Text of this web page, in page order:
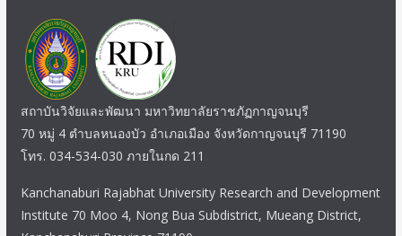
สถาบันวิจัยและพัฒนา มหาวิทยาลัยราชภัฏกาญจนบุรี
70 หมู่ 4 ตำบลหนองบัว อำเภอเมือง จังหวัดกาญจนบุรี 71190
โทร. 034-534-030 ภายในกด 211
Kanchanaburi Rajabhat University Research and Development
Institute 70 Moo 4, Nong Bua Subdistrict, Mueang District,